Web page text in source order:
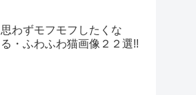
思わずモフモフしたくな
る・ふわふわ猫画像２２選!!